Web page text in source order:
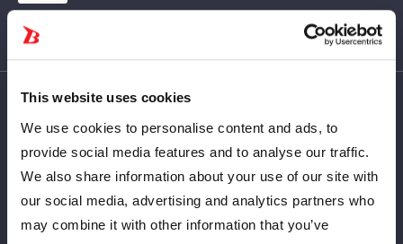
This website uses cookies
We use cookies to personalise content and ads, to
provide social media features and to analyse our traffic.
We also share information about your use of our site with
our social media, advertising and analytics partners who
may combine it with other information that you’ve
PREV NEXT